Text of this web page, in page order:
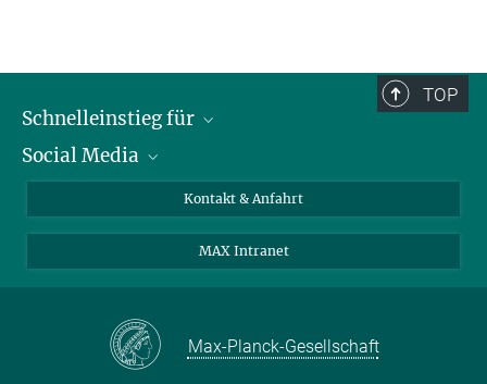
TOP
Schnelleinstieg für
Journalist*innen
Bewerbende
Schüler*innen und Lehrkräfte
Social Media
Instagram
LinkedIn
Facebook
Kontakt & Anfahrt
MAX Intranet
Max-Planck-Gesellschaft